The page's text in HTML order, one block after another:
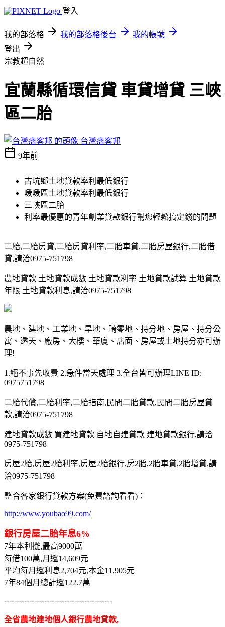
登入
我的部落格 我的部落格後台
我的帳號
登出
宗教超自然
宜蘭縣循環信貸 車貸增貸 三峽
區二胎
台灣痞客邦
9年前
古坑鄉土地貸款率利最低銀行
暖暖區土地貸款率利最低銀行
三峽區二胎
利率最優惠的青年創業貸款銀行幫您輕鬆搞定錢的問題
二胎,二胎房貸,二胎房貸利率,二胎車貸,二胎房屋銀行,二胎借
貸,請洽0975-751798
農地貸款 土地貸款成數 土地貸款利率 土地貸款試算 土地貸款
年限 土地貸款利息,請洽0975-751798
農地、建地、工業地、旱地、畸零地、持分地、房屋、持分公
寓、透天、廠房、大樓、華廈、店面、房屋或土地持分亦可辦
理!
1.絕不事先收費 2.急件當天處理 3.全台皆可辦理LINE ID:
0975751798
二胎代償,二胎利率,二胎指南,民間二胎貸款,民間二胎房屋貸
款,請洽0975-751798
建地貸款成數 買建地貸款 自地自建貸款 建地貸款銀行,請洽
0975-751798
房屋2胎,房屋2胎利率,房屋2胎銀行,房2胎,2胎車貸,2胎增貸,請
洽0975-751798
整合各家銀行貸款方案(免費諮詢看看)：
http://www.youbao99.com/
銀行房屋二胎年息6%
7年本利攤,最高9000萬
每借100萬,月還14,609元
平均每月還利息2,704元,本金11,905元
7年84個月總計還122.7萬
-------------------------------------------
全省農地建地個人銀行農地貸款,